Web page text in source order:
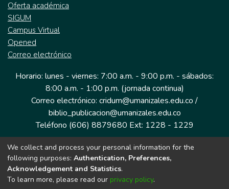
Oferta académica
SIGUM
Campus Virtual
Opened
Correo electrónico
Horario: lunes - viernes: 7:00 a.m. - 9:00 p.m. - sábados:
8:00 a.m. - 1:00 p.m. (jornada continua)
Correo electrónico: cridum@umanizales.edu.co /
biblio_publicacion@umanizales.edu.co
Teléfono (606) 8879680 Ext: 1228 - 1229
Dirección: Cra 9 a # 19-03 Edificio histórico, piso 1
Manizales, Caldas
Colombia.
We collect and process your personal information for the
following purposes: Authentication, Preferences,
Acknowledgement and Statistics.
To learn more, please read our privacy policy.